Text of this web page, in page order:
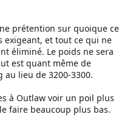
prétention sur quoique ce
exigeant, et tout ce qui ne
éliminé. Le poids ne sera
est quant même de
au lieu de 3200-3300.
à Outlaw voir un poil plus
faire beaucoup plus bas.